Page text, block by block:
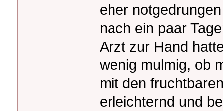
eher
nach ein paar
Arzt zur Hand
wenig mulmig, ob
mit den
erleichternd und